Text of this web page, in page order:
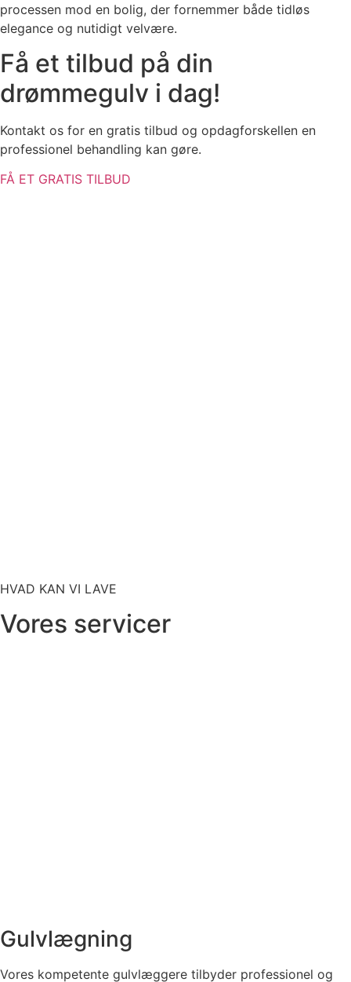
processen mod en bolig, der fornemmer både tidløs
elegance og nutidigt velvære.
Få et tilbud på din
drømmegulv i dag!
Kontakt os for en gratis tilbud og opdagforskellen en
professionel behandling kan gøre.
FÅ ET GRATIS TILBUD
HVAD KAN VI LAVE
Vores servicer
Gulvlægning
Vores kompetente gulvlæggere tilbyder professionel og